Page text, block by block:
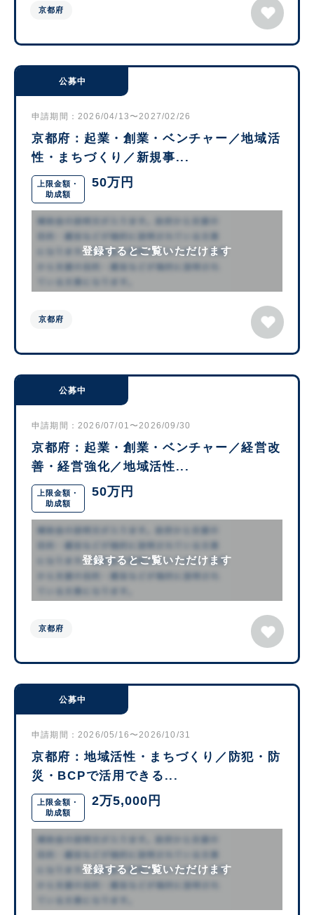
京都府
公募中
申請期間：2026/04/13〜2027/02/26
京都府：起業・創業・ベンチャー／地域活
性・まちづくり／新規事...
上限金額・
助成額
50万円
登録するとご覧いただけます
京都府
公募中
申請期間：2026/07/01〜2026/09/30
京都府：起業・創業・ベンチャー／経営改
善・経営強化／地域活性...
上限金額・
助成額
50万円
登録するとご覧いただけます
京都府
公募中
申請期間：2026/05/16〜2026/10/31
京都府：地域活性・まちづくり／防犯・防
災・BCPで活用できる...
上限金額・
助成額
2万5,000円
登録するとご覧いただけます